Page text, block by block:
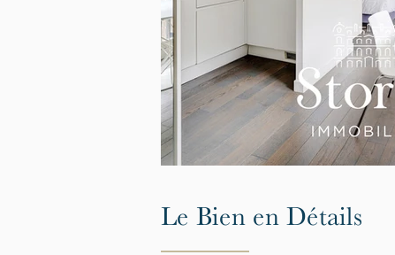
Le Bien en Détails